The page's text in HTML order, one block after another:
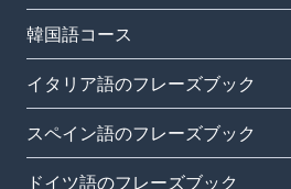
韓国語コース
イタリア語のフレーズブック
スペイン語のフレーズブック
ドイツ語のフレーズブック